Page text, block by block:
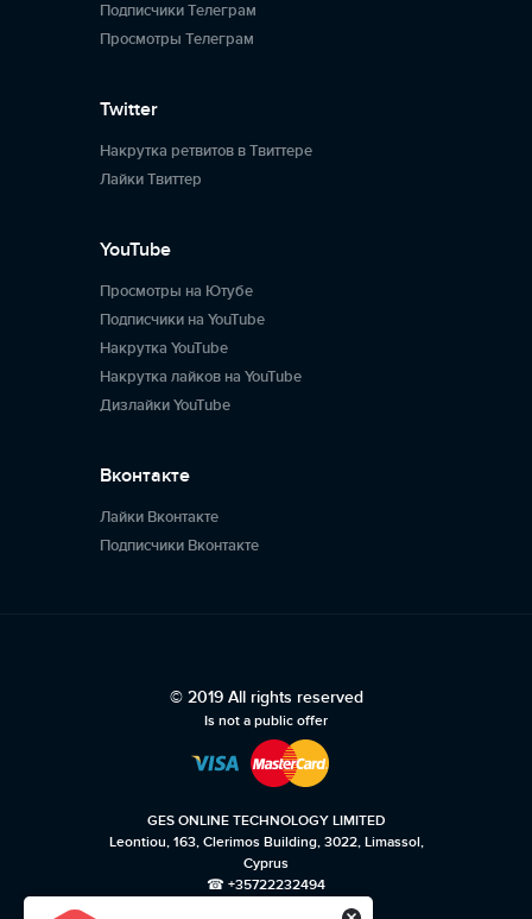
Подписчики Телеграм
Просмотры Телеграм
Twitter
Накрутка ретвитов в Твиттере
Лайки Твиттер
YouTube
Просмотры на Ютубе
Подписчики на YouTube
Накрутка YouTube
Накрутка лайков на YouTube
Дизлайки YouTube
Вконтакте
Лайки Вконтакте
Подписчики Вконтакте
© 2019 All rights reserved
Is not a public offer
GES ONLINE TECHNOLOGY LIMITED
Leontiou, 163, Clerimos Building, 3022, Limassol,
Cyprus
☎ +35722232494